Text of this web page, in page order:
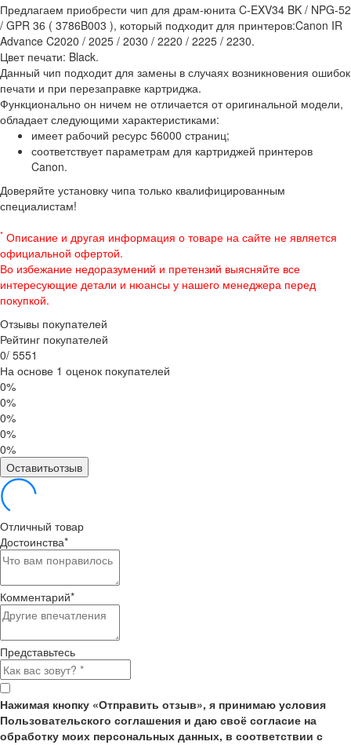
Предлагаем приобрести чип для драм-юнита C-EXV34 BK / NPG-52
/ GPR 36 ( 3786B003 ), который подходит для принтеров:Canon IR
Advance C2020 / 2025 / 2030 / 2220 / 2225 / 2230.
Цвет печати: Black.
Данный чип подходит для замены в случаях возникновения ошибок
печати и при перезаправке картриджа.
Функционально он ничем не отличается от оригинальной модели,
обладает следующими характеристиками:
имеет рабочий ресурс 56000 страниц;
соответствует параметрам для картриджей принтеров
Canon.
Доверяйте установку чипа только квалифицированным
специалистам!
* Описание и другая информация о товаре на сайте не является
официальной офертой.
Во избежание недоразумений и претензий выясняйте все
интересующие детали и нюансы у нашего менеджера перед
покупкой.
Отзывы покупателей
Рейтинг покупателей
0/ 5551
На основе 1 оценок покупателей
0%
0%
0%
0%
0%
Оставитьотзыв
Отличный товар
Достоинства*
Комментарий*
Представьтесь
Нажимая кнопку «Отправить отзыв», я принимаю условия
Пользовательского соглашения и даю своё согласие на
обработку моих персональных данных, в соответствии с